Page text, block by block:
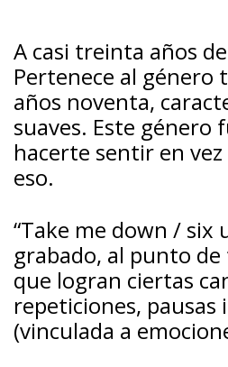
A casi treinta años
Pertenece al género
años noventa,
suaves. Este género
hacerte sentir en
eso.
“Take me down / six
grabado, al punto de
que logran ciertas
repeticiones,
(vinculada a